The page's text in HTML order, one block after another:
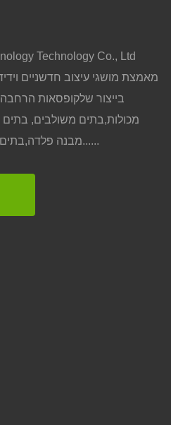
Technology Co., Ltd
מאמצת מושגי עיצוב חדשניים
בייצור שלקופסאות
מכולות,בתים משולבים, בתים
מבנה פלדה,בתים טרומיים, בתים חוסכים אנרג......